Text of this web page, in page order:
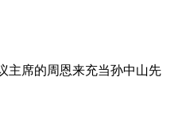
主席的周恩来充当孙中山先